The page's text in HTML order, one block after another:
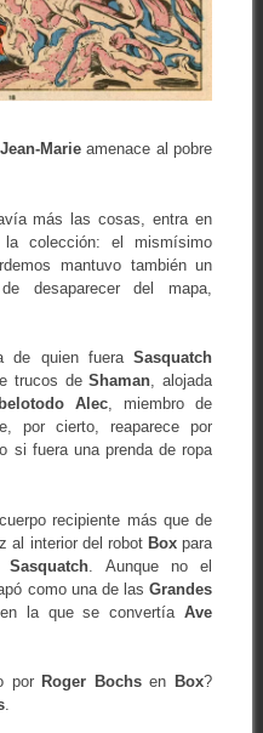
Jean-Marieamenace al pobre
más las cosas, entra en
colección: el mismísimo
mantuvo también un
desaparecer del mapa,
de quien fueraSasquatch
trucos deShaman, alojada
Alec, miembro de
por cierto, reaparece por
si fuera una prenda de ropa
recipiente más que de
al interior del robot Boxpara
Sasquatch . Aunque no el
como una de lasGrandes
la que se convertíaAve
por Roger Bochsen Box?
.